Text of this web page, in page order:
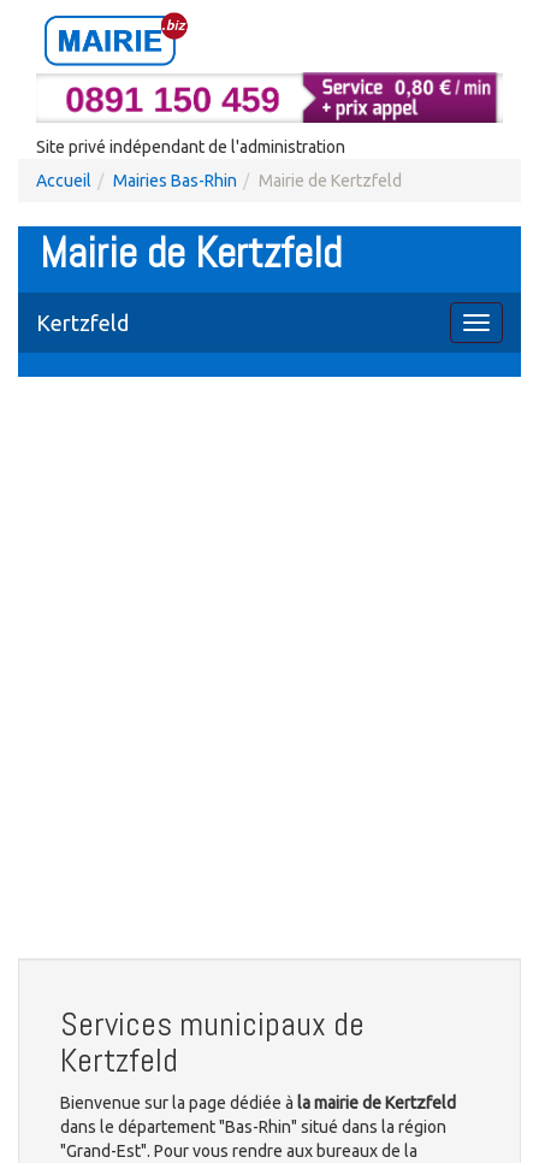
Site privé indépendant de l'administration
Accueil
Mairies Bas-Rhin Mairie de Kertzfeld
Mairie de Kertzfeld
Toggle
Kertzfeld
Services municipaux de
Kertzfeld
Bienvenue sur la page dédiée à la mairie de Kertzfeld
dans le département "Bas-Rhin" situé dans la région
"Grand-Est". Pour vous rendre aux bureaux de la